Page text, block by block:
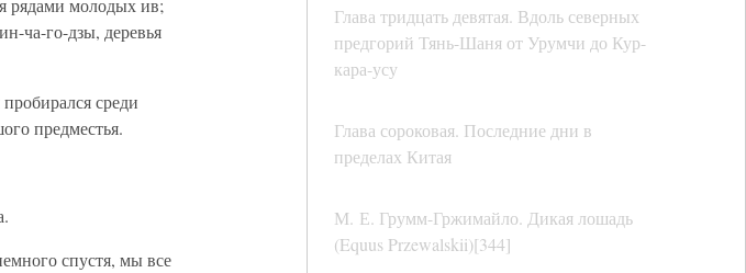
Глава тридцать девятая. Вдоль северных
предгорий Тянь-Шаня от Урумчи до Кур-
кара-усу
Глава сороковая. Последние дни в
пределах Китая
М. Е. Грумм-Гржимайло. Дикая лошадь
(Equus Przewalskii)[344]
рядами молодых ив;
ча-го-дзы, деревья
среди
предместья.
спустя, мы все